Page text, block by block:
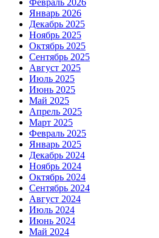
Февраль 2026
Январь 2026
Декабрь 2025
Ноябрь 2025
Октябрь 2025
Сентябрь 2025
Август 2025
Июль 2025
Июнь 2025
Май 2025
Апрель 2025
Март 2025
Февраль 2025
Январь 2025
Декабрь 2024
Ноябрь 2024
Октябрь 2024
Сентябрь 2024
Август 2024
Июль 2024
Июнь 2024
Май 2024